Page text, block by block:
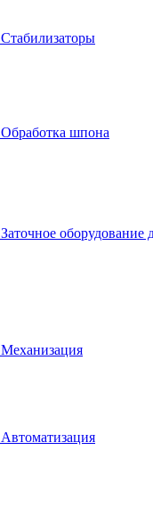
Стабилизаторы
Обработка шпона
Заточное оборудование
Механизация
Автоматизация